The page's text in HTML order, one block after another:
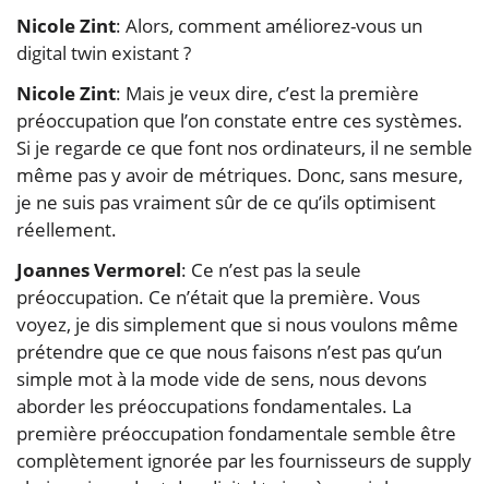
Nicole Zint: Alors, comment améliorez-vous un
digital twin existant ?
Nicole Zint: Mais je veux dire, c’est la première
préoccupation que l’on constate entre ces systèmes.
Si je regarde ce que font nos ordinateurs, il ne semble
même pas y avoir de métriques. Donc, sans mesure,
je ne suis pas vraiment sûr de ce qu’ils optimisent
réellement.
Joannes Vermorel: Ce n’est pas la seule
préoccupation. Ce n’était que la première. Vous
voyez, je dis simplement que si nous voulons même
prétendre que ce que nous faisons n’est pas qu’un
simple mot à la mode vide de sens, nous devons
aborder les préoccupations fondamentales. La
première préoccupation fondamentale semble être
complètement ignorée par les fournisseurs de supply